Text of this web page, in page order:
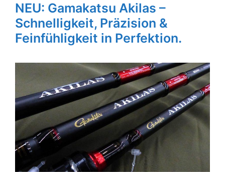
NEU: Gamakatsu Akilas –
Schnelligkeit, Präzision &
Feinfühligkeit in Perfektion.